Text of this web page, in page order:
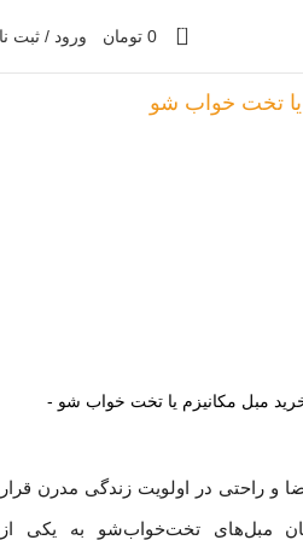
0
0 تومان ورود / ثبت
یا تخت خواب شو
و راحتی در اولویت زندگی مدرن قرار
مبل‌های تخت‌خواب‌شو به یکی از